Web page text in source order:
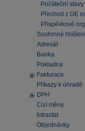
Počáteční stavy
Přechod z DE
Příspěvkové
Souhrnné hlášení
Adresář
Banka
Pokladna
Fakturace
Příkazy k úhradě
DPH
Cizí měny
Intrastat
Objednávky